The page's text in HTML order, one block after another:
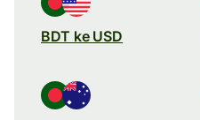
BDT ke USD